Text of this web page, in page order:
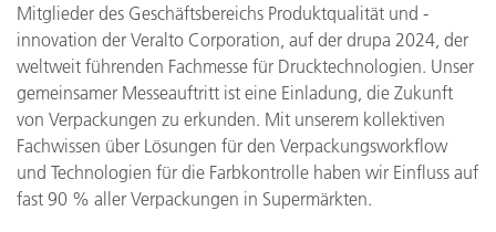
Mitglieder des Geschäftsbereichs Produktqualität und -
innovation der Veralto Corporation, auf der drupa 2024, der
weltweit führenden Fachmesse für Drucktechnologien. Unser
gemeinsamer Messeauftritt ist eine Einladung, die Zukunft
von Verpackungen zu erkunden. Mit unserem kollektiven
Fachwissen über Lösungen für den Verpackungsworkflow
und Technologien für die Farbkontrolle haben wir Einfluss auf
fast 90 % aller Verpackungen in Supermärkten.